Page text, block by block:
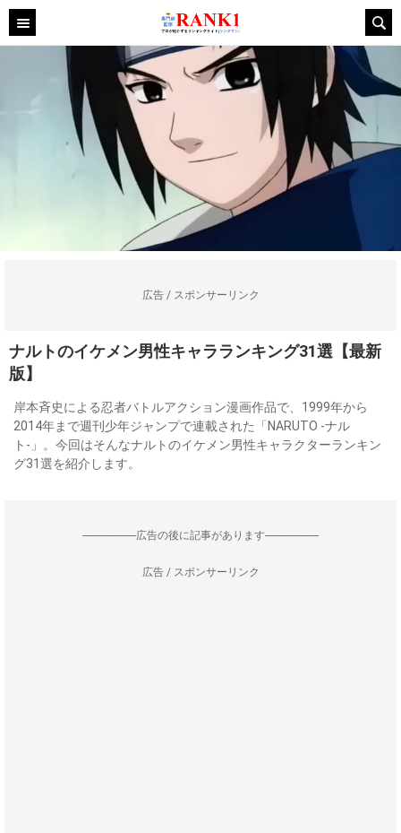
広告 / スポンサーリンク
ナルトのイケメン男性キャラランキング31選【最新
版】
岸本斉史による忍者バトルアクション漫画作品で、1999年から
2014年まで週刊少年ジャンプで連載された「NARUTO -ナル
ト-」。今回はそんなナルトのイケメン男性キャラクターランキン
グ31選を紹介します。
--------------------広告の後に記事があります--------------------
広告 / スポンサーリンク